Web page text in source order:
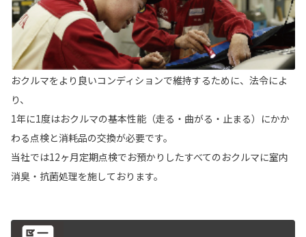
おクルマをより良いコンディションで維持するために、法令によ
り、
1年に1度はおクルマの基本性能（走る・曲がる・止まる）にかか
わる点検と消耗品の交換が必要です。
当社では12ヶ月定期点検でお預かりしたすべてのおクルマに室内
消臭・抗菌処理を施しております。